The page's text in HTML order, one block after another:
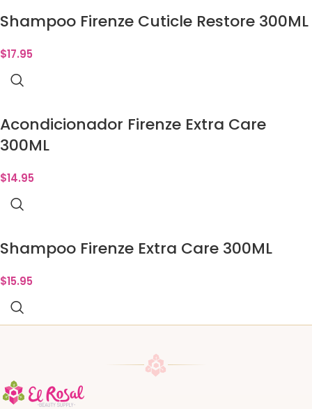
Shampoo Firenze Cuticle Restore 300ML
$17.95
Acondicionador Firenze Extra Care
300ML
$14.95
Shampoo Firenze Extra Care 300ML
$15.95